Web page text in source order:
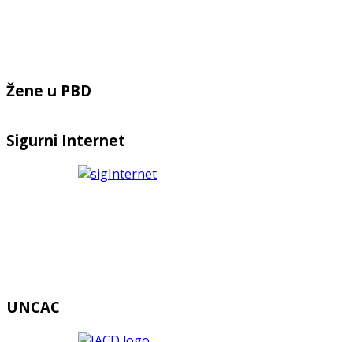
Žene u PBD
Sigurni Internet
UNCAC